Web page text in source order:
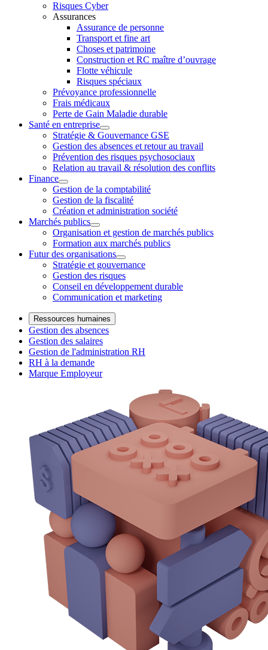
Risques Cyber
Assurances
Assurance de personne
Transport et fine art
Choses et patrimoine
Construction et RC maître d’ouvrage
Flotte véhicule
Risques spéciaux
Prévoyance professionnelle
Frais médicaux
Perte de Gain Maladie durable
Santé en entreprise
Stratégie & Gouvernance GSE
Gestion des absences et retour au travail
Prévention des risques psychosociaux
Relation au travail & résolution des conflits
Finance
Gestion de la comptabilité
Gestion de la fiscalité
Création et administration société
Marchés publics
Organisation et gestion de marchés publics
Formation aux marchés publics
Futur des organisations
Stratégie et gouvernance
Gestion des risques
Conseil en développement durable
Communication et marketing
Ressources humaines
Gestion des absences
Gestion des salaires
Gestion de l'administration RH
RH à la demande
Marque Employeur